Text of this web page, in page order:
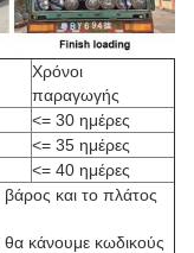
Χρόνοι
παραγωγής
<= 30 ημέρες
<= 35 ημέρες
<= 40 ημέρες
και το πλάτος
κάνουμε κωδικούς